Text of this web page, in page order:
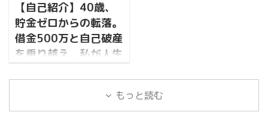
ーラーって色々あるけ
ど、結局どれが一番いい
の?」「安いのを買って
失敗したくな ...
当に多くの反響をいただ
き、同じように悩んでい
る方がたくさんいること
を改めて実感しました。
ありがとうございます。
きなこ無駄を省いて無駄
なことするKINAKOですX
をやってます さて、借金
が「ストレス浪費」とい
う名の沼に、どうしよう
【自己紹介】40歳、
貯金ゼロからの転落。
借金500万と自己破産
を乗り越え、私が人生
もっと読む